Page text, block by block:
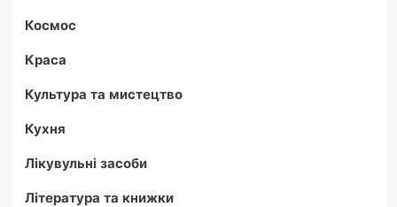
Космос
Краса
Культура та мистецтво
Кухня
Лікувульні засоби
Література та книжки